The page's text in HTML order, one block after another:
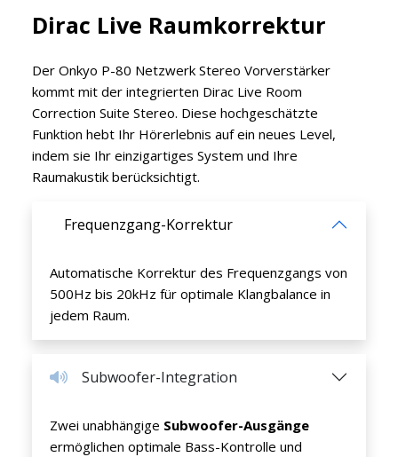
Dirac Live Raumkorrektur
Der Onkyo P-80 Netzwerk Stereo Vorverstärker
kommt mit der integrierten Dirac Live Room
Correction Suite Stereo. Diese hochgeschätzte
Funktion hebt Ihr Hörerlebnis auf ein neues Level,
indem sie Ihr einzigartiges System und Ihre
Raumakustik berücksichtigt.
Frequenzgang-Korrektur
Automatische Korrektur des Frequenzgangs von
500Hz bis 20kHz für optimale Klangbalance in
jedem Raum.
Subwoofer-Integration
Zwei unabhängige Subwoofer-Ausgänge
ermöglichen optimale Bass-Kontrolle und